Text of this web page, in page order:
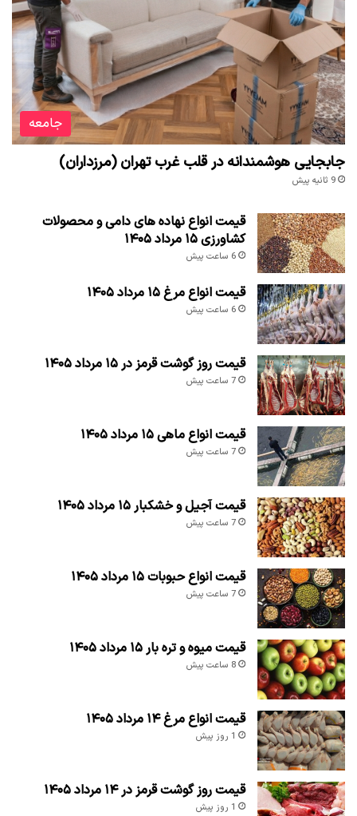
جامعه
جابجایی هوشمندانه در قلب غرب تهران (مرزداران)
9 ثانیه پیش
قیمت انواع نهاده های دامی و محصولات
کشاورزی ۱۵ مرداد ۱۴۰۵
6 ساعت پیش
قیمت انواع مرغ ۱۵ مرداد ۱۴۰۵
6 ساعت پیش
قیمت روز گوشت قرمز در ۱۵ مرداد ۱۴۰۵
7 ساعت پیش
قیمت انواع ماهی ۱۵ مرداد ۱۴۰۵
7 ساعت پیش
قیمت آجیل و خشکبار ۱۵ مرداد ۱۴۰۵
7 ساعت پیش
قیمت انواع حبوبات ۱۵ مرداد ۱۴۰۵
7 ساعت پیش
قیمت میوه و تره بار ۱۵ مرداد ۱۴۰۵
8 ساعت پیش
قیمت انواع مرغ ۱۴ مرداد ۱۴۰۵
1 روز پیش
قیمت روز گوشت قرمز در ۱۴ مرداد ۱۴۰۵
1 روز پیش